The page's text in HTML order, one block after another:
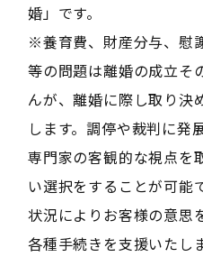
婚」です。
※養育費、財産分与、慰
等の問題は離婚の成立そ
んが、離婚に際し取り決
します。調停や裁判に発
専門家の客観的な視点を
い選択をすることが可能
状況によりお客様の意思
各種手続きを支援いたしま